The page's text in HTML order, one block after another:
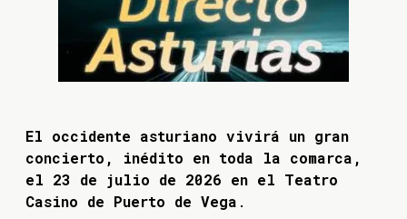
El occidente asturiano vivirá un gran
concierto, inédito en toda la comarca,
el 23 de julio de 2026 en el Teatro
Casino de Puerto de Vega .